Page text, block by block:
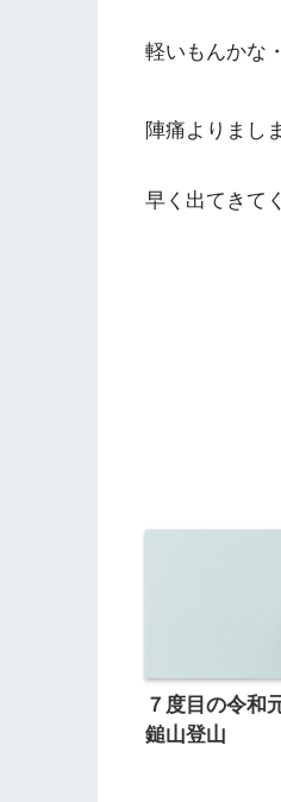
軽いもんかな
陣痛よりまし
早く出てきて
７度目の令和
鎚山登山